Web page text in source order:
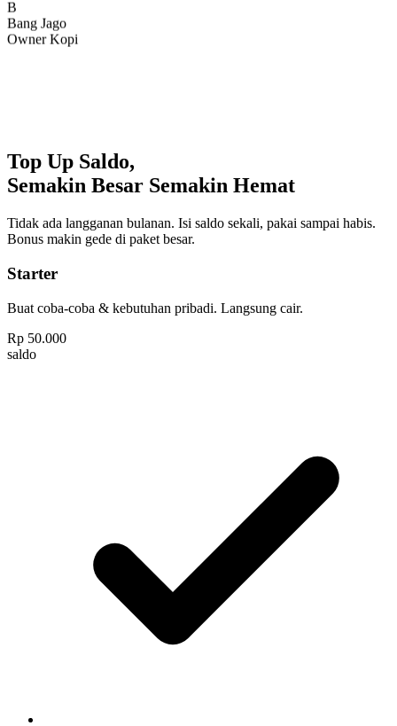
Bang Jago
Owner Kopi
Top Up Saldo,
Semakin Besar Semakin Hemat
Tidak ada langganan bulanan. Isi saldo sekali, pakai sampai habis.
Bonus makin gede di paket besar.
Starter
Buat coba-coba & kebutuhan pribadi. Langsung cair.
Rp 50.000
saldo